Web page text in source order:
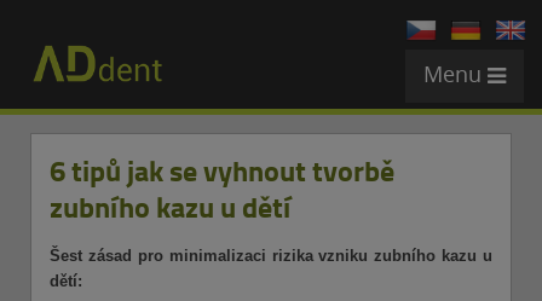
Menu
6 tipů jak se vyhnout tvorbě
zubního kazu u dětí
Šest zásad pro minimalizaci rizika vzniku zubního kazu u
dětí: